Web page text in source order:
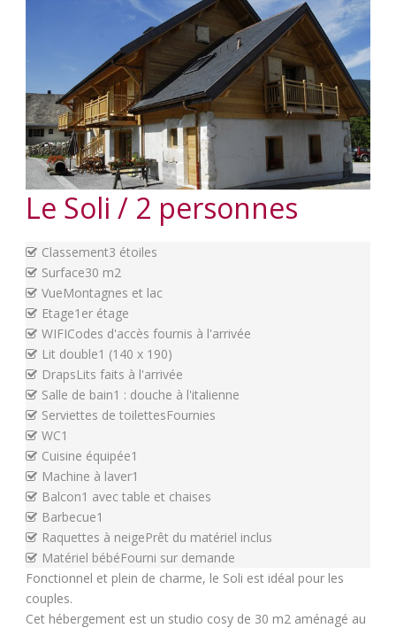
Le Soli / 2 personnes
Classement3 étoiles
Surface30 m2
VueMontagnes et lac
Etage1er étage
WIFICodes d'accès fournis à l'arrivée
Lit double1 (140 x 190)
DrapsLits faits à l'arrivée
Salle de bain1 : douche à l'italienne
Serviettes de toilettesFournies
WC1
Cuisine équipée1
Machine à laver1
Balcon1 avec table et chaises
Barbecue1
Raquettes à neigePrêt du matériel inclus
Matériel bébéFourni sur demande
Fonctionnel et plein de charme, le Soli est idéal pour les
couples.
Cet hébergement est un studio cosy de 30 m2 aménagé au